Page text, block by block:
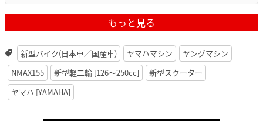
もっと見る
新型バイク(日本車／国産車) ヤマハマシン
ヤングマシン
NMAX155
新型軽二輪 [126〜250cc]
新型スクーター
ヤマハ [YAMAHA]